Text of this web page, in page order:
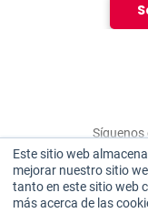
Este sitio web
mejorar nuestro sitio
tanto en este sitio web
más acerca de las
Síguenos
Miembro de: